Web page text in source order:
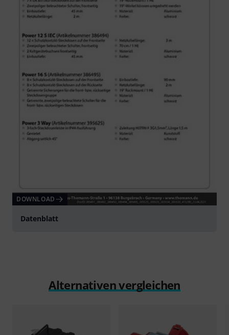
DOWNLOAD
Datenblatt
Alternativen vergleichen